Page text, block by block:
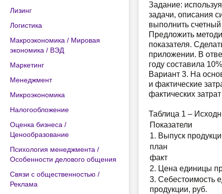
Лизинг
Логистика
Макроэкономика / Мировая
экономика / ВЭД
Маркетинг
Менеджмент
Микроэкономика
Налогообложение
Оценка бизнеса /
Ценообразование
Психология менеджмента /
Особенности делового общения
Связи с общественностью /
Реклама
Задание:
задачи, описания
выполнить
Предложить
показателя.
приложении. В
году составила
Вариант 3. На
и фактические
фактических
Таблица 1 –
Показатели
1. Выпуск
план
факт
2. Цена единицы
3. Себестоимость
продукции, руб.